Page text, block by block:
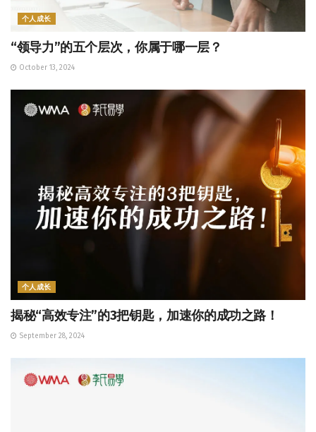
个人成长
“领导力”的五个层次，你属于哪一层？
October 13, 2024
个人成长
揭秘“高效专注”的3把钥匙，加速你的成功之路！
September 28, 2024